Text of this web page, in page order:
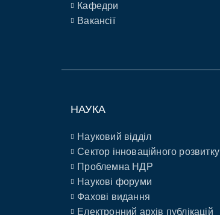
Кафедри
Вакансії
НАУКА
Науковий відділ
Сектор інноваційного розвитку
Проблемна НДР
Наукові форуми
Фахові видання
Електронний архів публікацій